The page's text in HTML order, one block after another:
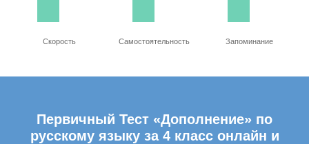
Скорость Самостоятельность Запоминание
Первичный Тест «Дополнение» по
русскому языку за 4 класс онлайн и